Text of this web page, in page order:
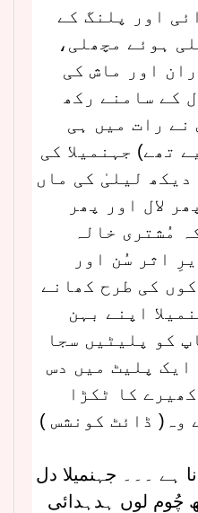
اور پلنگ کے
ہوئے مچھلی،
اور ماش کی
کے سامنے رکھ
نے رات میں ہی
تھے) جہنمیلا کی
دیکھ لیلیٰ کی ماں
لال اور پھر
مُشتری خالہ
اثر سُن اور
کی طرح کھانے
اپنے بہن
کو پلیٹیں سجا
ایک پلیٹ میں دس
کا ٹکڑا
وہ( ڈائٹ کونشس )
ہے ۔۔۔ جہنمیلا دل
چُوم لوں ہدہدائی